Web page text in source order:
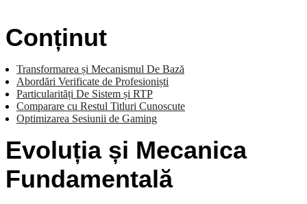
Conținut
Transformarea și Mecanismul De Bază
Abordări Verificate de Profesioniști
Particularități De Sistem și RTP
Comparare cu Restul Titluri Cunoscute
Optimizarea Sesiunii de Gaming
Evoluția și Mecanica
Fundamentală